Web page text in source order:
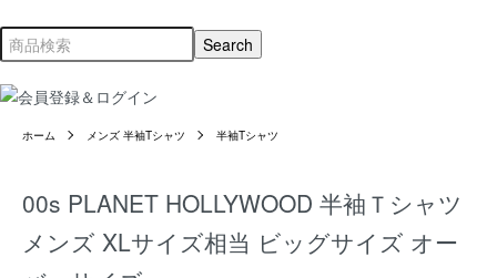
ホーム メンズ 半袖Tシャツ 半袖Tシャツ
00s PLANET HOLLYWOOD 半袖Ｔシャツ
メンズ XLサイズ相当 ビッグサイズ オー